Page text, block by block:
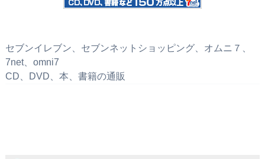
セブンイレブン、セブンネットショッピング、オムニ７、
7net、omni7
CD、DVD、本、書籍の通販